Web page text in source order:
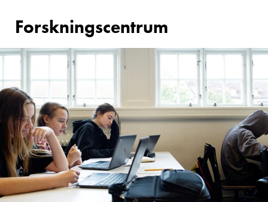
Forskningscentrum